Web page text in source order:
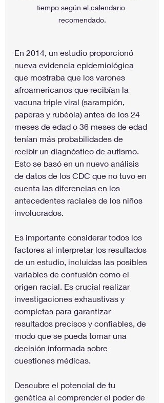
tiempo según el calendario
recomendado.
En 2014, un estudio proporcionó
nueva evidencia epidemiológica
que mostraba que los varones
afroamericanos que recibían la
vacuna triple viral (sarampión,
paperas y rubéola) antes de los 24
meses de edad o 36 meses de edad
tenían más probabilidades de
recibir un diagnóstico de autismo.
Esto se basó en un nuevo análisis
de datos de los CDC que no tuvo en
cuenta las diferencias en los
antecedentes raciales de los niños
involucrados.
Es importante considerar todos los
factores al interpretar los resultados
de un estudio, incluidas las posibles
variables de confusión como el
origen racial. Es crucial realizar
investigaciones exhaustivas y
completas para garantizar
resultados precisos y confiables, de
modo que se pueda tomar una
decisión informada sobre
cuestiones médicas.
Descubre el potencial de tu
genética al comprender el poder de